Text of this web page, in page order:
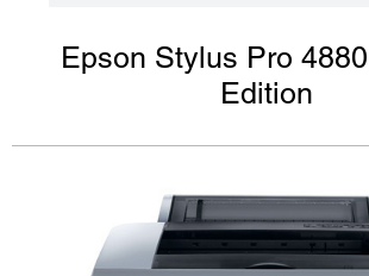
Epson Stylus Pro
Edition